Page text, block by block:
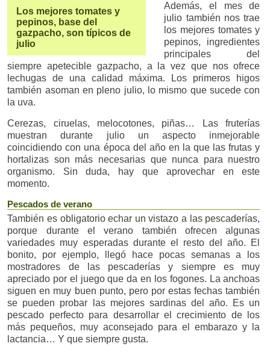
Los mejores tomates y
pepinos, base del
gazpacho, son típicos de
julio
Además, el mes de
julio también nos trae
los mejores tomates y
pepinos, ingredientes
principales del
siempre apetecible gazpacho, a la vez que nos ofrece
lechugas de una calidad máxima. Los primeros higos
también asoman en pleno julio, lo mismo que sucede con
la uva.
Cerezas, ciruelas, melocotones, piñas… Las fruterías
muestran durante julio un aspecto inmejorable
coincidiendo con una época del año en la que las frutas y
hortalizas son más necesarias que nunca para nuestro
organismo. Sin duda, hay que aprovechar en este
momento.
Pescados de verano
También es obligatorio echar un vistazo a las pescaderías,
porque durante el verano también ofrecen algunas
variedades muy esperadas durante el resto del año. El
bonito, por ejemplo, llegó hace pocas semanas a los
mostradores de las pescaderías y siempre es muy
apreciado por el juego que da en los fogones. La anchoas
siguen en muy buen punto, pero por estas fechas también
se pueden probar las mejores sardinas del año. Es un
pescado perfecto para desarrollar el crecimiento de los
más pequeños, muy aconsejado para el embarazo y la
lactancia… Y que siempre gusta.